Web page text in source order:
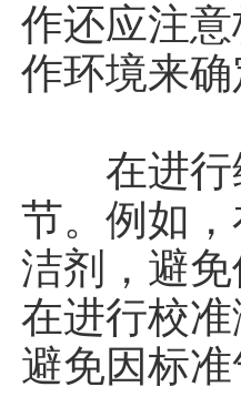
作还应注
作环境来
在进行维
节。例如
洁剂，避
在进行校
避免因标